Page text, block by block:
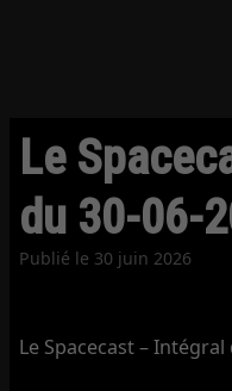
Le
du 30-06-
Publié le 30 juin 2026
Le Spacecast – Intégral